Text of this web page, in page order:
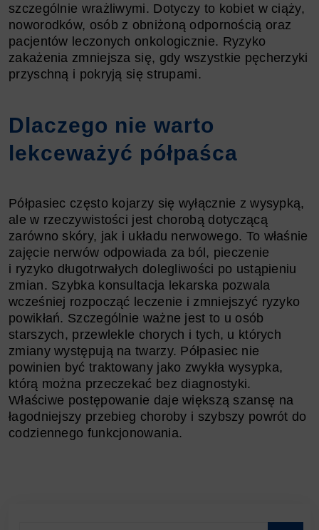
szczególnie wrażliwymi. Dotyczy to kobiet w ciąży,
noworodków, osób z obniżoną odpornością oraz
pacjentów leczonych onkologicznie. Ryzyko
zakażenia zmniejsza się, gdy wszystkie pęcherzyki
przyschną i pokryją się strupami.
Dlaczego nie warto
lekceważyć półpaśca
Półpasiec często kojarzy się wyłącznie z wysypką,
ale w rzeczywistości jest chorobą dotyczącą
zarówno skóry, jak i układu nerwowego. To właśnie
zajęcie nerwów odpowiada za ból, pieczenie
i ryzyko długotrwałych dolegliwości po ustąpieniu
zmian. Szybka konsultacja lekarska pozwala
wcześniej rozpocząć leczenie i zmniejszyć ryzyko
powikłań. Szczególnie ważne jest to u osób
starszych, przewlekle chorych i tych, u których
zmiany występują na twarzy. Półpasiec nie
powinien być traktowany jako zwykła wysypka,
którą można przeczekać bez diagnostyki.
Właściwe postępowanie daje większą szansę na
łagodniejszy przebieg choroby i szybszy powrót do
codziennego funkcjonowania.